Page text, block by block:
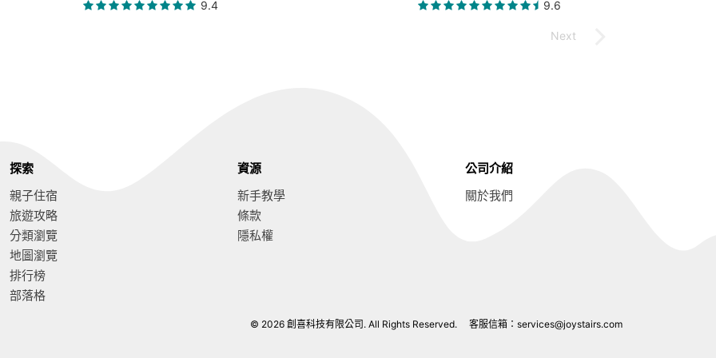
9.4 9.6
探索
親子住宿
旅遊攻略
分類瀏覽
地圖瀏覽
排行榜
部落格
資源
新手教學
條款
隱私權
公司介紹
關於我們
© 2026 創喜科技有限公司. All Rights Reserved. 客服信箱： services@joystairs.com